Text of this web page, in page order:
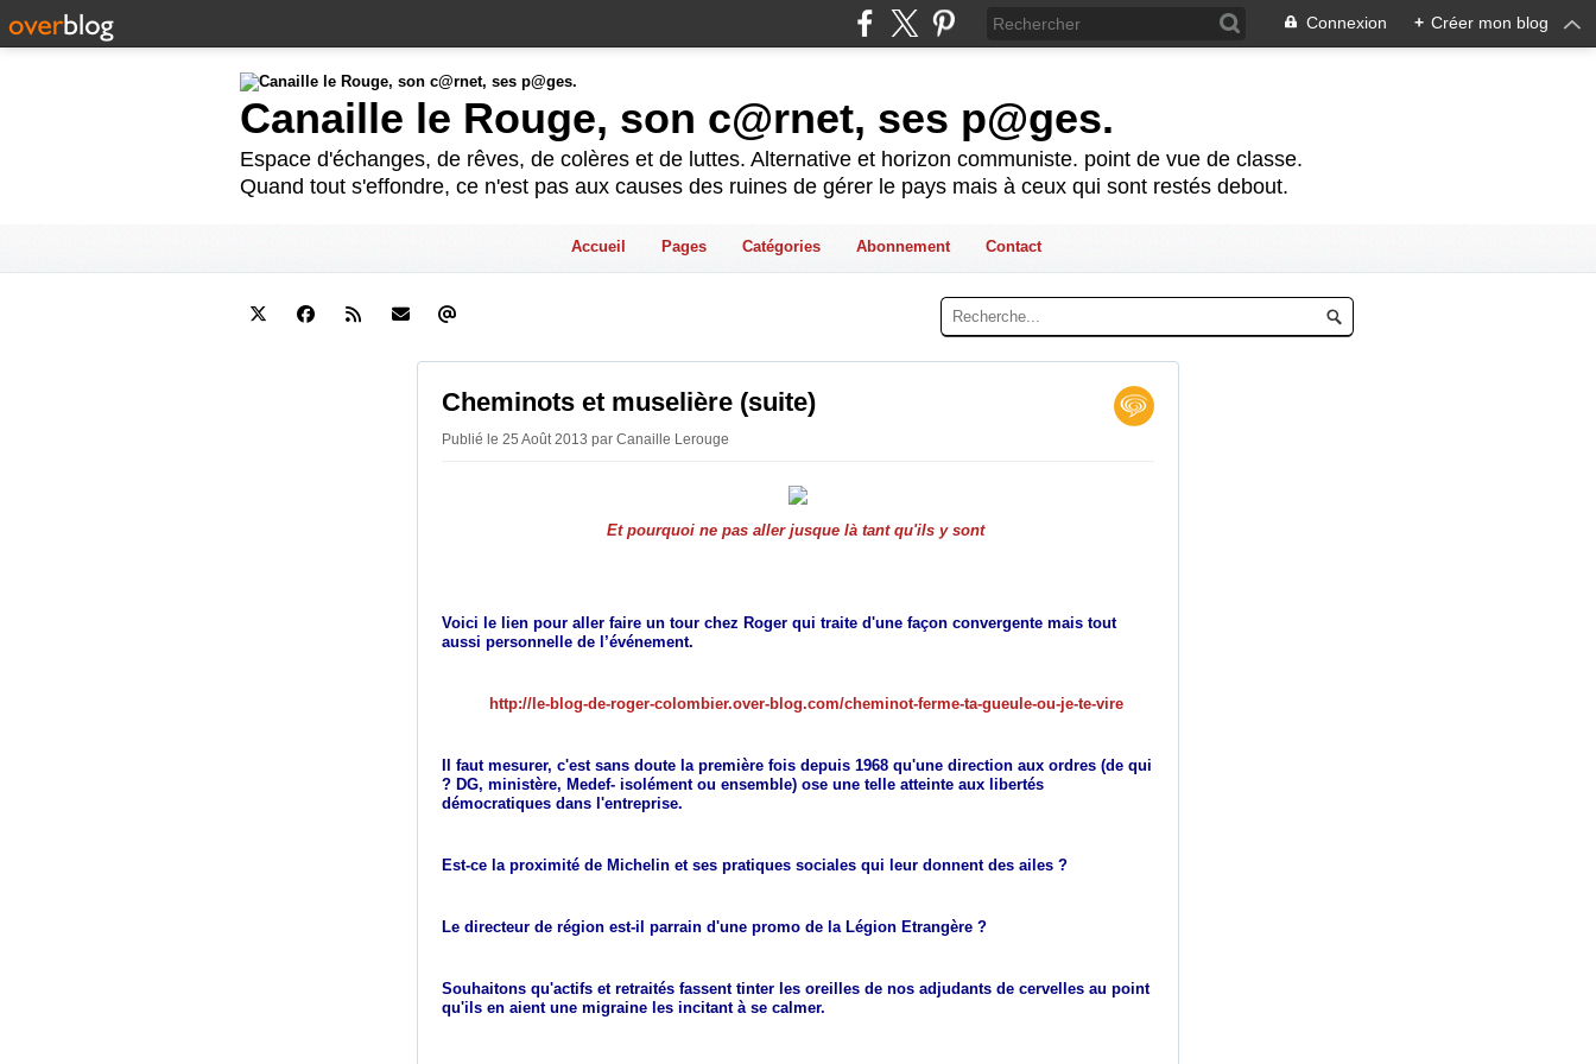
Connexion + Créer mon blog
Canaille le Rouge, son c@rnet, ses p@ges.
Espace d'échanges, de rêves, de colères et de luttes. Alternative et horizon communiste. point de vue de classe.
Quand tout s'effondre, ce n'est pas aux causes des ruines de gérer le pays mais à ceux qui sont restés debout.
Accueil Pages Catégories Abonnement Contact
Cheminots et muselière (suite)
Publié le 25 Août 2013 par Canaille Lerouge
Et pourquoi ne pas aller jusque là tant qu'ils y sont
Voici le lien pour aller faire un tour chez Roger qui traite d'une façon convergente mais tout
aussi personnelle de l’événement.
http://le-blog-de-roger-colombier.over-blog.com/cheminot-ferme-ta-gueule-ou-je-te-vire
Il faut mesurer, c'est sans doute la première fois depuis 1968 qu'une direction aux ordres (de qui
? DG, ministère, Medef- isolément ou ensemble) ose une telle atteinte aux libertés
démocratiques dans l'entreprise.
Est-ce la proximité de Michelin et ses pratiques sociales qui leur donnent des ailes ?
Le directeur de région est-il parrain d'une promo de la Légion Etrangère ?
Souhaitons qu'actifs et retraités fassent tinter les oreilles de nos adjudants de cervelles au point
qu'ils en aient une migraine les incitant à se calmer.